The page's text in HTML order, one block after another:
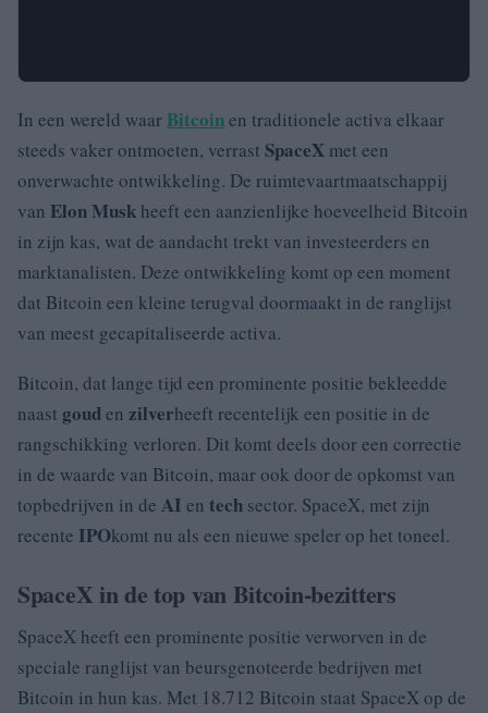
In een wereld waar Bitcoinen traditionele activa elkaar
steeds vaker ontmoeten, verrast SpaceX met een
onverwachte ontwikkeling. De ruimtevaartmaatschappij
van Elon Musk heeft een aanzienlijke hoeveelheid Bitcoin
in zijn kas, wat de aandacht trekt van investeerders en
marktanalisten. Deze ontwikkeling komt op een moment
dat Bitcoin een kleine terugval doormaakt in de ranglijst
van meest gecapitaliseerde activa.
Bitcoin, dat lange tijd een prominente positie bekleedde
naast gouden zilverheeft recentelijk een positie in de
rangschikking verloren. Dit komt deels door een correctie
in de waarde van Bitcoin, maar ook door de opkomst van
topbedrijven in de AI en tech sector. SpaceX, met zijn
recente IPOkomt nu als een nieuwe speler op het toneel.
SpaceX in de top van Bitcoin-bezitters
SpaceX heeft een prominente positie verworven in de
speciale ranglijst van beursgenoteerde bedrijven met
Bitcoin in hun kas. Met 18.712 Bitcoin staat SpaceX op de